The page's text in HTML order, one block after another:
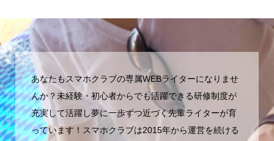
あなたもスマホクラブの専属WEBライターになりませ
んか？未経験・初心者からでも活躍できる研修制度が
充実して活躍し夢に一歩ずつ近づく先輩ライターが育
っています！スマホクラブは2015年から運営を続ける